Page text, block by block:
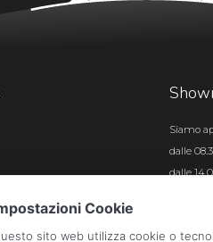
Siamo
dalle
dalle